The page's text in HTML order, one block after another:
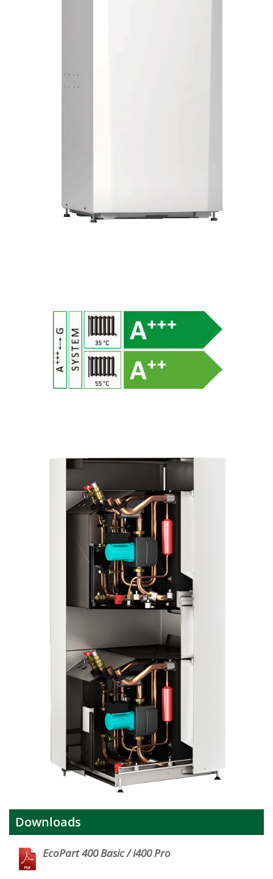
Downloads
EcoPart 400 Basic / i400 Pro